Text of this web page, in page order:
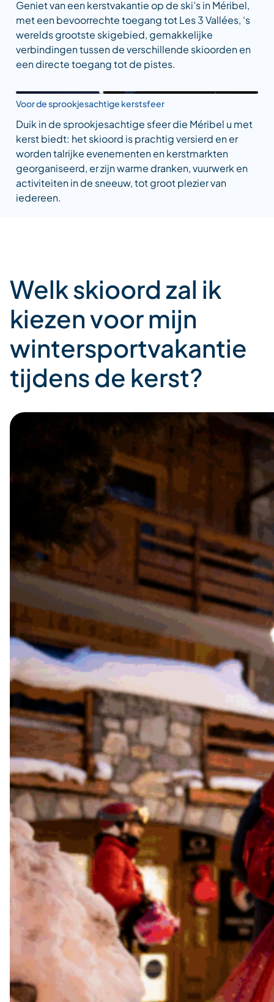
Geniet van een kerstvakantie op de ski’s in Méribel,
met een bevoorrechte toegang tot Les 3 Vallées, ‘s
werelds grootste skigebied, gemakkelijke
verbindingen tussen de verschillende skioorden en
een directe toegang tot de pistes.
Voor de sprookjesachtige kerstsfeer
Duik in de sprookjesachtige sfeer die Méribel u met
kerst biedt: het skioord is prachtig versierd en er
worden talrijke evenementen en kerstmarkten
georganiseerd, er zijn warme dranken, vuurwerk en
activiteiten in de sneeuw, tot groot plezier van
iedereen.
Welk skioord zal ik
kiezen voor mijn
wintersportvakantie
tijdens de kerst?